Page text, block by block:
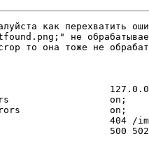
как перехватить
не
то она тоже не
on;
on;
404 /
500